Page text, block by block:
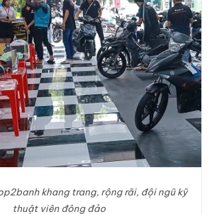
khang trang, rộng rãi, đội ngũ kỹ
thuật viên đông đảo